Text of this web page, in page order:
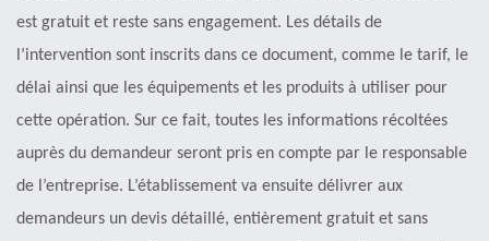
est gratuit et reste sans engagement. Les détails de
l’intervention sont inscrits dans ce document, comme le tarif, le
délai ainsi que les équipements et les produits à utiliser pour
cette opération. Sur ce fait, toutes les informations récoltées
auprès du demandeur seront pris en compte par le responsable
de l’entreprise. L’établissement va ensuite délivrer aux
demandeurs un devis détaillé, entièrement gratuit et sans